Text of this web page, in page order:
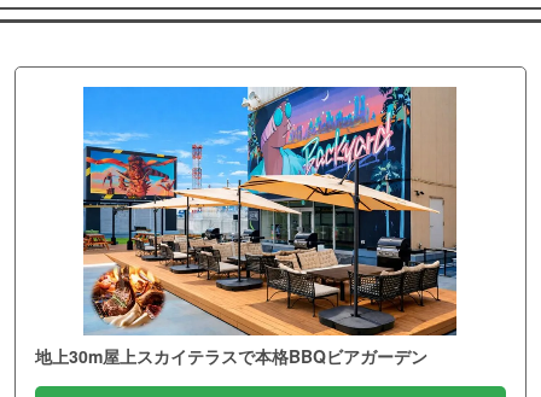
地上30m屋上スカイテラスで本格BBQビアガーデン